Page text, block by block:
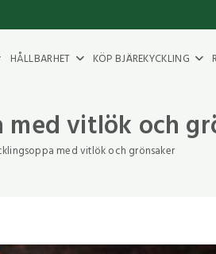
HÅLLBARHET KÖP BJÄREKYCKLING
med vitlök och
med vitlök och grönsaker